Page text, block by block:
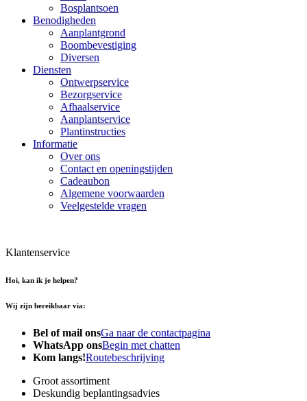
Bosplantsoen
Benodigheden
Aanplantgrond
Boombevestiging
Diversen
Diensten
Ontwerpservice
Bezorgservice
Afhaalservice
Aanplantservice
Plantinstructies
Informatie
Over ons
Contact en openingstijden
Cadeaubon
Algemene voorwaarden
Veelgestelde vragen
Klantenservice
Hoi, kan ik je helpen?
Wij zijn bereikbaar via:
Bel of mail onsGa naar de contactpagina
WhatsApp onsBegin met chatten
Kom langs!Routebeschrijving
Groot assortiment
Deskundig beplantingsadvies